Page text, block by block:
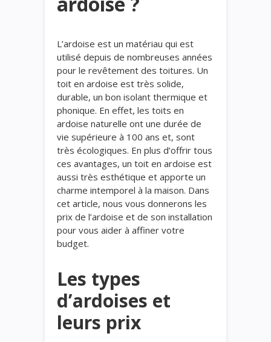
L’ardoise est un matériau qui est
utilisé depuis de nombreuses années
pour le revêtement des toitures. Un
toit en ardoise est très solide,
durable, un bon isolant thermique et
phonique. En effet, les toits en
ardoise naturelle ont une durée de
vie supérieure à 100 ans et, sont
très écologiques. En plus d’offrir tous
ces avantages, un toit en ardoise est
aussi très esthétique et apporte un
charme intemporel à la maison. Dans
cet article, nous vous donnerons les
prix de l’ardoise et de son installation
pour vous aider à affiner votre
budget.
Les types
d’ardoises et
leurs prix